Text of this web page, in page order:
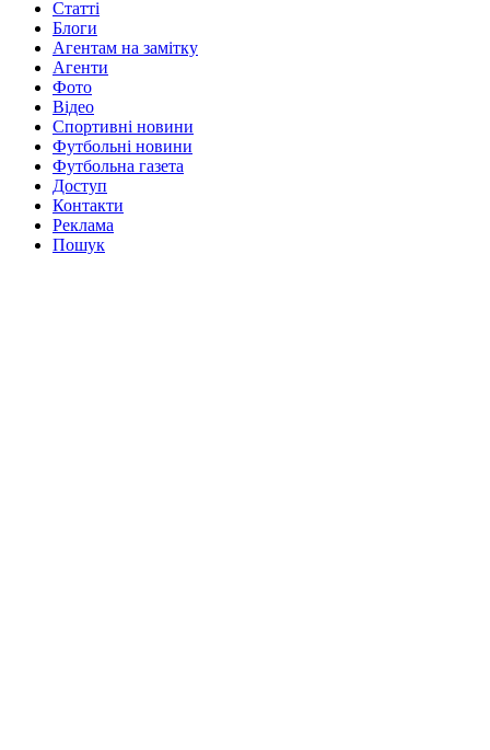
Статті
Блоги
Агентам на замітку
Агенти
Фото
Відео
Спортивні новини
Футбольні новини
Футбольна газета
Доступ
Контакти
Реклама
Пошук